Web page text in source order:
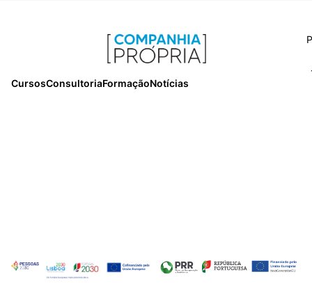
CursosConsultoriaFormaçãoNotícias